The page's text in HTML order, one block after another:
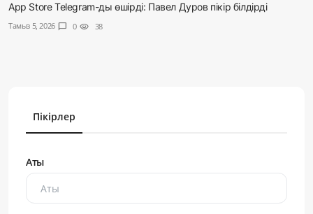
App Store Telegram-ды өшірді: Павел Дуров пікір білдірді
Тамыз 5, 2026 chat_bubble 0 visibility 38
Пікірлер
Аты